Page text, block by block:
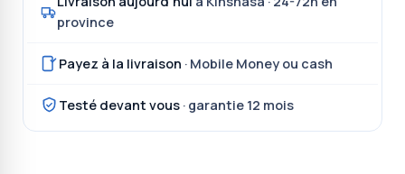
province
Payez à la livraison · Mobile Money ou cash
Testé devant vous · garantie 12 mois